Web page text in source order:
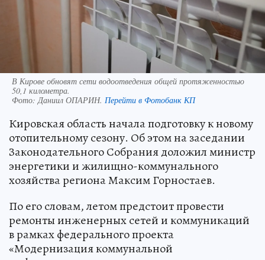
В Кирове обновят сети водоотведения общей протяженностью
50,1 километра.
Фото:Даниил ОПАРИН. Перейти в Фотобанк КП
Кировская область начала подготовку к новому
отопительному сезону. Об этом на заседании
Законодательного Собрания доложил министр
энергетики и жилищно-коммунального
хозяйства региона Максим Горностаев.
По его словам, летом предстоит провести
ремонты инженерных сетей и коммуникаций
в рамках федерального проекта
«Модернизация коммунальной